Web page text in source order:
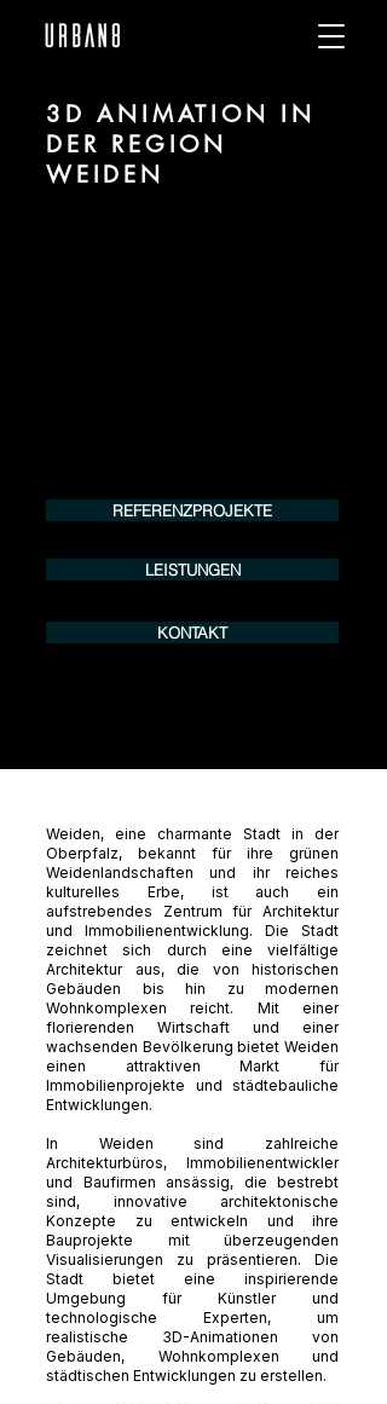
3D ANIMATION IN
DER REGION
WEIDEN
REFERENZPROJEKTE
LEISTUNGEN
KONTAKT
Weiden, eine charmante Stadt in der
Oberpfalz, bekannt für ihre grünen
Weidenlandschaften und ihr reiches
kulturelles Erbe, ist auch ein
aufstrebendes Zentrum für Architektur
und Immobilienentwicklung. Die Stadt
zeichnet sich durch eine vielfältige
Architektur aus, die von historischen
Gebäuden bis hin zu modernen
Wohnkomplexen reicht. Mit einer
florierenden Wirtschaft und einer
wachsenden Bevölkerung bietet Weiden
einen attraktiven Markt für
Immobilienprojekte und städtebauliche
Entwicklungen.
In Weiden sind zahlreiche
Architekturbüros, Immobilienentwickler
und Baufirmen ansässig, die bestrebt
sind, innovative architektonische
Konzepte zu entwickeln und ihre
Bauprojekte mit überzeugenden
Visualisierungen zu präsentieren. Die
Stadt bietet eine inspirierende
Umgebung für Künstler und
technologische Experten, um
realistische 3D-Animationen von
Gebäuden, Wohnkomplexen und
städtischen Entwicklungen zu erstellen.